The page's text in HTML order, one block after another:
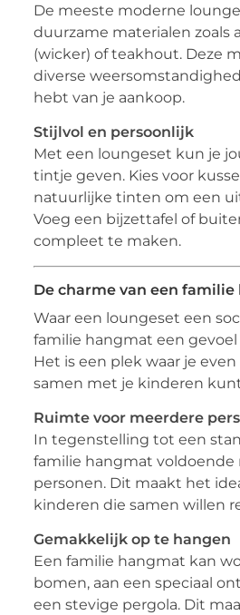
De meeste moderne
duurzame materialen
(wicker) of teakhout. Deze
diverse
hebt van je aankoop.
Stijlvol en persoonlijk
Met een loungeset kun je
tintje geven. Kies voor
natuurlijke tinten om een
Voeg een bijzettafel of
compleet te maken.
De charme van een
Waar een loungeset een
familie hangmat een
Het is een plek waar je
samen met je kinderen
Ruimte voor meerdere
In tegenstelling tot een
familie hangmat
personen. Dit maakt het
kinderen die samen willen
Gemakkelijk op te hangen
Een familie hangmat kan
bomen, aan een speciaal
een stevige pergola. Dit